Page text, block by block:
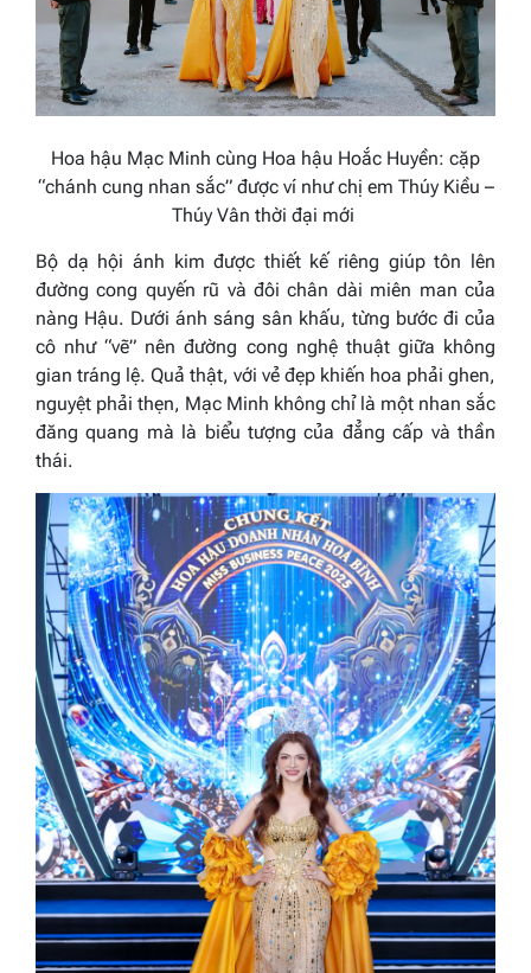
Hoa hậu Mạc Minh cùng Hoa hậu Hoắc Huyền: cặp
“chánh cung nhan sắc” được ví như chị em Thúy Kiều –
Thúy Vân thời đại mới
Bộ dạ hội ánh kim được thiết kế riêng giúp tôn lên
đường cong quyến rũ và đôi chân dài miên man của
nàng Hậu. Dưới ánh sáng sân khấu, từng bước đi của
cô như “vẽ” nên đường cong nghệ thuật giữa không
gian tráng lệ. Quả thật, với vẻ đẹp khiến hoa phải ghen,
nguyệt phải thẹn, Mạc Minh không chỉ là một nhan sắc
đăng quang mà là biểu tượng của đẳng cấp và thần
thái.